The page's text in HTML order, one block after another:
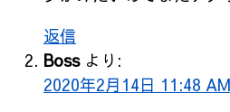
返信
Boss より:
2020年2月14日 11:48 AM